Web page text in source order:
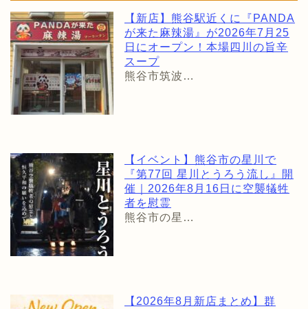
【新店】熊谷駅近くに『PANDA
が来た麻辣湯』が2026年7月25
日にオープン！本場四川の旨辛
スープ
熊谷市筑波…
【イベント】熊谷市の星川で
『第77回 星川とうろう流し』開
催｜2026年8月16日に空襲犠牲
者を慰霊
熊谷市の星…
【2026年8月新店まとめ】群